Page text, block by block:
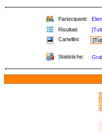
Partecipanti:
Risultati:
Cartellini:
Statistiche: